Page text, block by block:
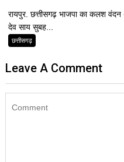
रायपुर. छत्तीसगढ़ भाजपा का कलश
देव साय सुबह...
छत्तीसगढ़
Leave A Comment